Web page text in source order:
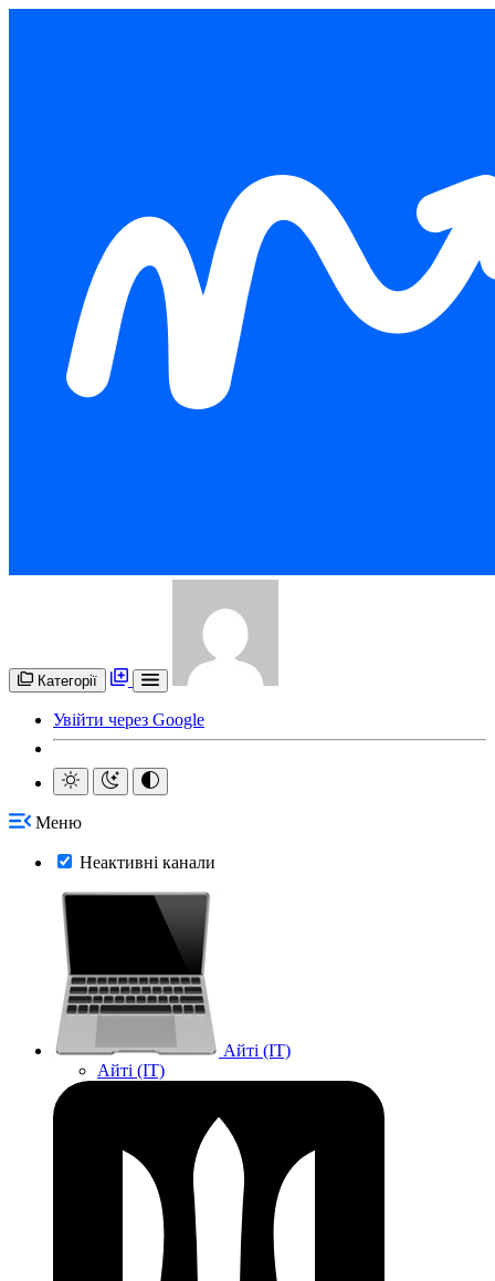
Категорії
Увійти через Google
Меню
Неактивні канали
Айті (IT)
Айті (IT)